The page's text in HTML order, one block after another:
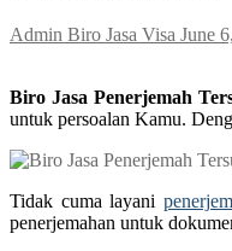
Admin Biro Jasa Visa June
Biro Jasa Penerjemah
untuk persoalan Kamu.
Tidak cuma layani
penerjemahan untuk